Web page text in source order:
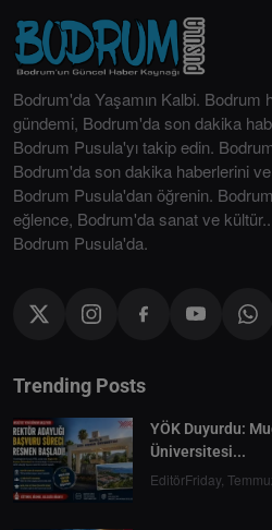
Bodrum'da Yaşamın Kalbi. Bodrum
gündemi, Bodrum'da son dakika
Bodrum Pusula'yı takip edin.
Bodrum'da son dakika haberlerini
Bodrum Pusula'dan öğrenin.
eğlence, Bodrum'da sanat ve
Bodrum Pusula'da.
Trending Posts
YÖK Duyurdu:
Üniversitesi...
EditörFriday,